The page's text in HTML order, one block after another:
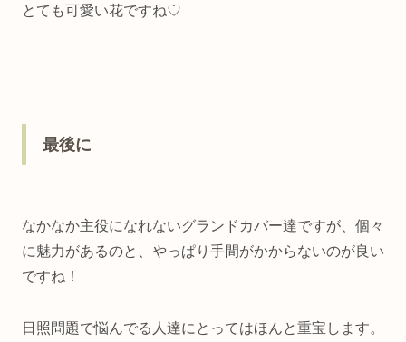
とても可愛い花ですね♡
最後に
なかなか主役になれないグランドカバー達ですが、個々
に魅力があるのと、やっぱり手間がかからないのが良い
ですね！
日照問題で悩んでる人達にとってはほんと重宝します。